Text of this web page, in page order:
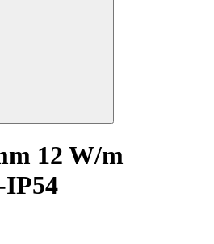
12 W/m